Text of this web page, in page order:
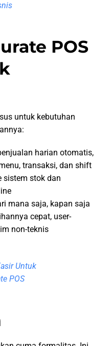
POS
untuk kebutuhan
harian otomatis,
transaksi, dan shift
sistem stok dan
mana saja, kapan saja
cepat, user-
non-teknis
Untuk
POS